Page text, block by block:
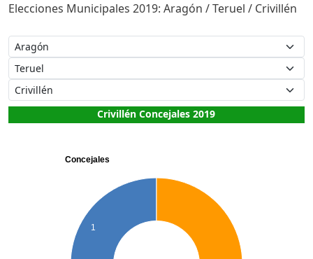
Elecciones Municipales 2019: Aragón / Teruel / Crivillén
Crivillén Concejales 2019
Concejales
1